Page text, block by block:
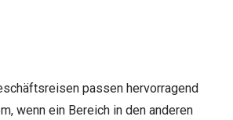
passen hervorragend
wenn ein Bereich in den anderen